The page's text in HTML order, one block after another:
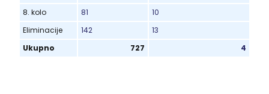
8. kolo
81
10
Eliminacije
142
13
Ukupno
727 4